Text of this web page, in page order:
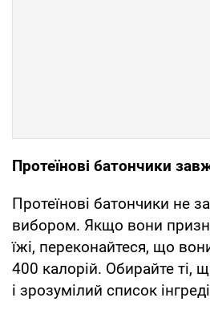
Протеїнові батончики
Протеїнові батончики не
вибором. Якщо вони
їжі, переконайтеся, що
400 калорій. Обирайте ті,
і зрозумілий список